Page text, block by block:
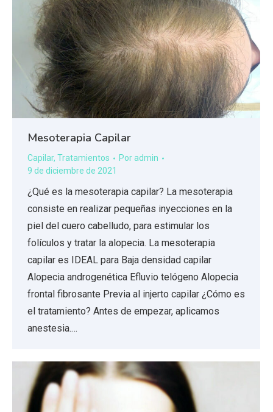
Mesoterapia Capilar
Capilar, Tratamientos Poradmin
9 de diciembre de 2021
¿Qué es la mesoterapia capilar? La mesoterapia
consiste en realizar pequeñas inyecciones en la
piel del cuero cabelludo, para estimular los
folículos y tratar la alopecia. La mesoterapia
capilar es IDEAL para Baja densidad capilar
Alopecia androgenética Efluvio telógeno Alopecia
frontal fibrosante Previa al injerto capilar ¿Cómo es
el tratamiento? Antes de empezar, aplicamos
anestesia.…